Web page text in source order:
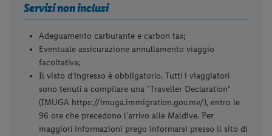
Servizi non inclusi
Adeguamento carburante e carbon tax;
Eventuale assicurazione annullamento viaggio
facoltativa;
Il visto d'ingresso è obbligatorio. Tutti i viaggiatori
sono tenuti a compilare una "Traveller Declaration"
(IMUGA https://imuga.immigration.gov.mv/), entro le
96 ore che precedono l'arrivo alle Maldive. Per
maggiori informazioni prego informarsi presso il sito di